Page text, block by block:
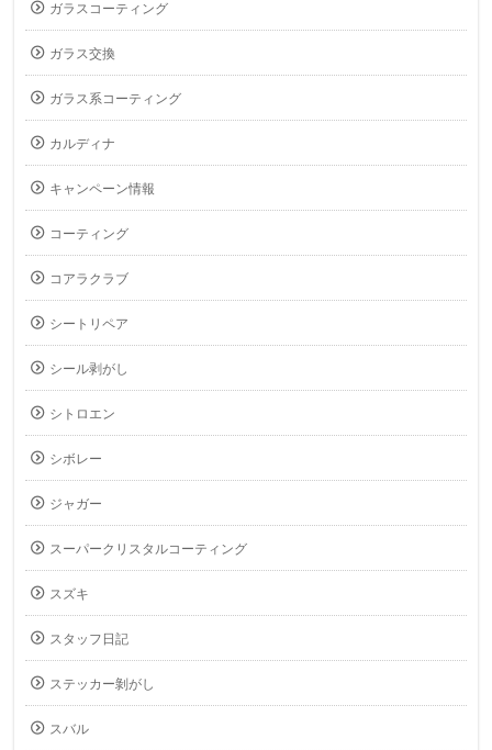
ガラスコーティング
ガラス交換
ガラス系コーティング
カルディナ
キャンペーン情報
コーティング
コアラクラブ
シートリペア
シール剥がし
シトロエン
シボレー
ジャガー
スーパークリスタルコーティング
スズキ
スタッフ日記
ステッカー剝がし
スバル